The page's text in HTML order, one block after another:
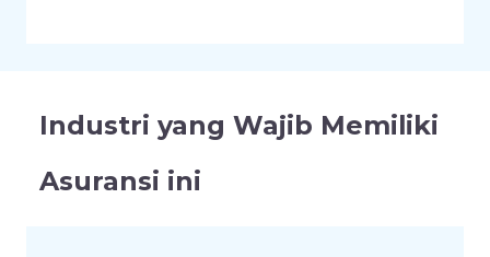
Industri yang Wajib Memiliki
Asuransi ini